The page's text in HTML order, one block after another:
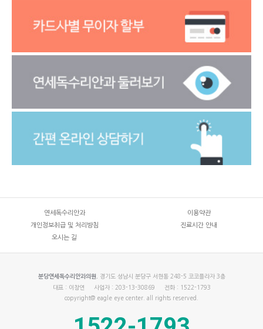
연세독수리안과
이용약관
개인정보취급 및 처리방침
진료시간 안내
오시는 길
분당연세독수리안과의원.
경기도 성남시 분당구 서현동 248-5 코코플라자 3층
대표 : 이창연
사업자 : 203-13-30869
전화 : 1522-1793
copyright@ eagle eye center. all rights reserved.